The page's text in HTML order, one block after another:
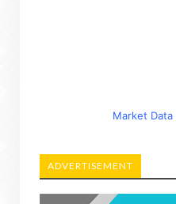
Market Data
ADVERTISEMENT